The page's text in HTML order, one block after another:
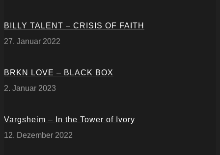
BILLY TALENT – CRISIS OF FAITH
27. Januar 2022
BRKN LOVE – BLACK BOX
2. Januar 2023
Vargsheim – In the Tower of Ivory
12. Dezember 2022